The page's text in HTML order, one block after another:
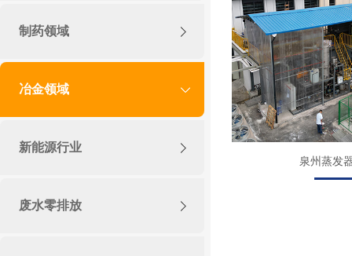
制药领域
冶金领域
新能源行业
废水零排放
泉州蒸发